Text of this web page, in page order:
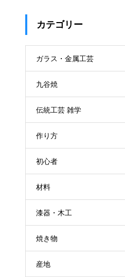
カテゴリー
ガラス・金属工芸
九谷焼
伝統工芸 雑学
作り方
初心者
材料
漆器・木工
焼き物
産地